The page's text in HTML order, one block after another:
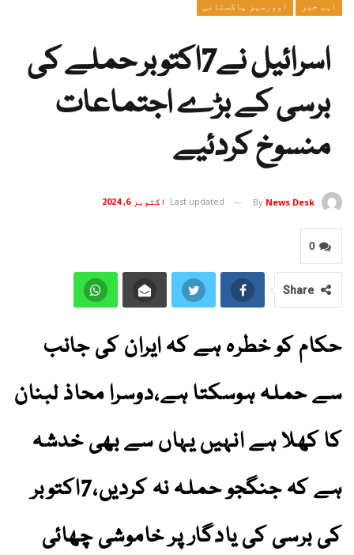
اہم خبر اوورسیز پاکستانی
اسرائیل نے7اکتوبر حملے کی
برسی کے بڑے اجتماعات
منسوخ کردئیے
By News Desk
Last updated اکتوبر 6, 2024
0
Share
حکام کو خطرہ ہے کہ ایران کی جانب
سے حملہ ہوسکتا ہے،دوسرا محاذ لبنان
کا کھلا ہے انہیں یہاں سے بھی خدشہ
ہے کہ جنگجو حملہ نہ کردیں،7اکتوبر
کی برسی کی یادگار پر خاموشی چھائی